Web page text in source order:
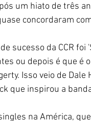
um hiato de três
concordaram
sucesso da CCR
ou depois é que é
que inspirou a
na América,